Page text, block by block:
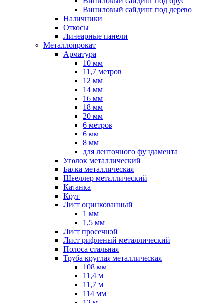
Виниловый сайдинг под дерево
Наличники
Откосы
Линеарные панели
Металлопрокат
Арматура
10 мм
11,7 метров
12 мм
14 мм
16 мм
18 мм
20 мм
6 метров
6 мм
8 мм
для ленточного фундамента
Уголок металлический
Балка металлическая
Швеллер металлический
Катанка
Круг
Лист оцинкованный
1 мм
1,5 мм
Лист просечной
Лист рифленый металлический
Полоса стальная
Труба круглая металлическая
108 мм
11,4 м
11,7 м
114 мм